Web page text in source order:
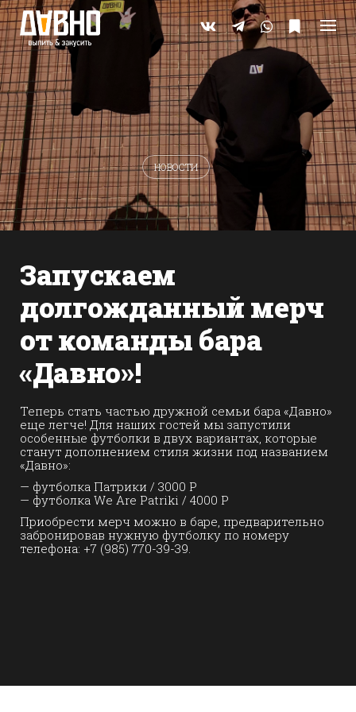
Skip
to
content
НОВОСТИ
Запускаем
долгожданный мерч
от команды бара
«Давно»!
Теперь стать частью дружной семьи бара «Давно»
еще легче! Для наших гостей мы запустили
особенные футболки в двух вариантах, которые
станут дополнением стиля жизни под названием
«Давно»:
— футболка Патрики / 3000 Р
— футболка We Are Patriki / 4000 Р
Приобрести мерч можно в баре, предварительно
забронировав нужную футболку по номеру
телефона: +7 (985) 770-39-39.